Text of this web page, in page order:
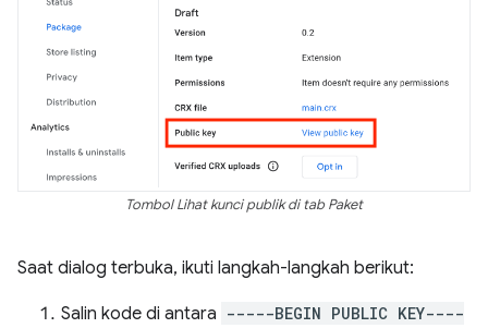
Tombol Lihat kunci publik di tab Paket
Saat dialog terbuka, ikuti langkah-langkah berikut:
Salin kode di antara -----BEGIN PUBLIC KEY----